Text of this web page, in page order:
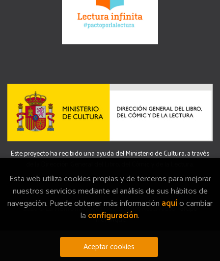
Este proyecto ha recibido una ayuda del Ministerio de Cultura, a través
2026 ©La Memòria. Todos los Derechos Reservados | Grupo
Trevenque
Esta web utiliza cookies propias y de terceros para mejorar
nuestros servicios mediante el análisis de sus hábitos de
navegación. Puede obtener más información aquío cambiar
la configuración.
Aceptar cookies